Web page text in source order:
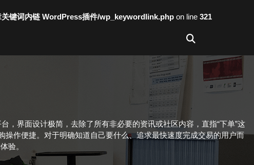
键词内链 WordPress插件/wp_keywordlink.php on line 321
，界面设计极简，去除了所有非必要的资讯或社区内容，直指“下单”这
作便捷。对于明确知道自己要什么、追求最快速度完成交易的用户而
验。